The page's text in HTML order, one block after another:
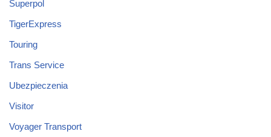
Superpol
TigerExpress
Touring
Trans Service
Ubezpieczenia
Visitor
Voyager Transport